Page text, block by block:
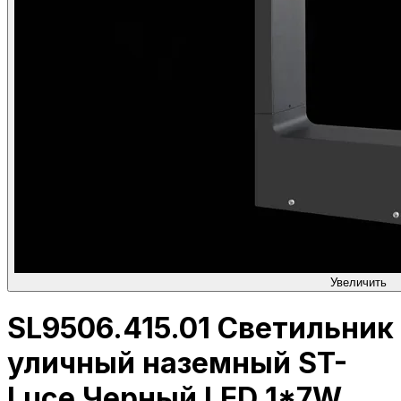
Увеличить
SL9506.415.01 Светильник
уличный наземный ST-